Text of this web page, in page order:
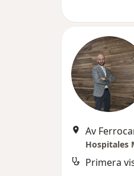
Av
Hospitales